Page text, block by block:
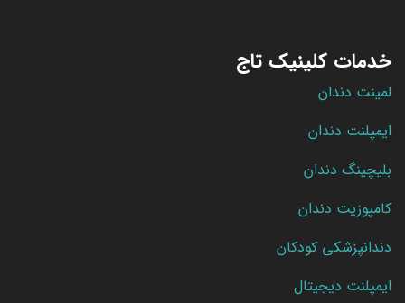
خدمات کلینیک تاج
لمینت دندان
ایمپلنت دندان
بلیچینگ دندان
کامپوزیت دندان
دندانپزشکی کودکان
ایمپلنت دیجیتال